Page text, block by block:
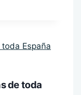
de toda